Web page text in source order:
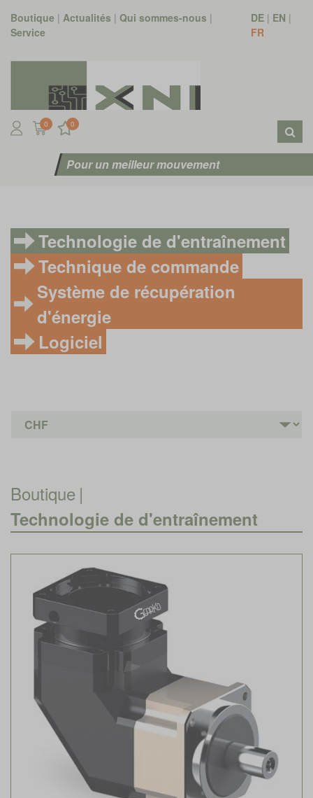
Boutique | Actualités | Qui sommes-nous |
Service
DE| EN |
FR
0 0
Pour un meilleur mouvement
Technologie de d'entraînement
Technique de commande
Système de récupération
d'énergie
Logiciel
Boutique |
Technologie de d'entraînement